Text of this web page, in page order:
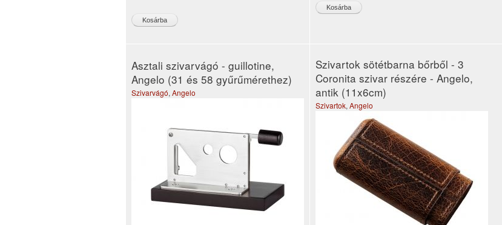
Asztali szivarvágó - guillotine,
Angelo (31 és 58 gyűrűmérethez)
Szivarvágó, Angelo
Szivartok sötétbarna bőrből - 3
Coronita szivar részére - Angelo,
antik (11x6cm)
Szivartok, Angelo